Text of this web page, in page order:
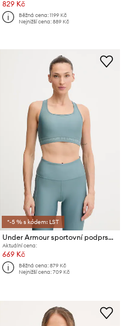
829 Kč
Běžná cena:1199 Kč
Nejnižší cena:889 Kč
*-5 % s kódem: LST
Under Armour sportovní podprsenka UA Crossback
Aktuální cena:
669 Kč
Běžná cena:879 Kč
Nejnižší cena:709 Kč